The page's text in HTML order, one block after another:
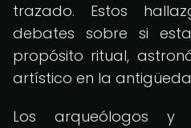
trazado. Estos
debates sobre si
propósito ritual,
artístico en la
Los arqueólogos y